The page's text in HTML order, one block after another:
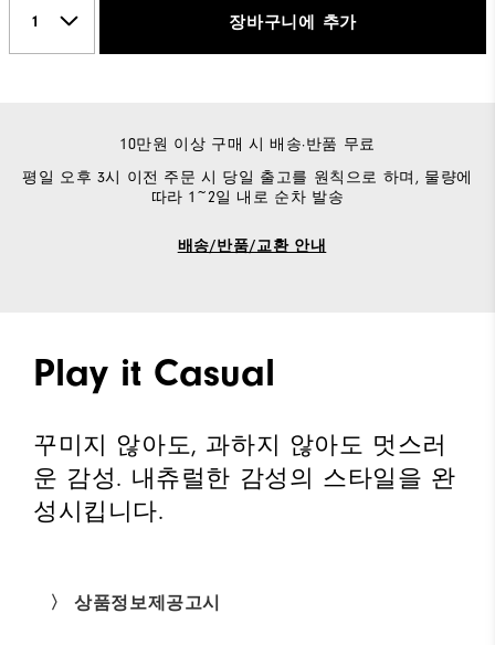
장바구니에 추가
10만원 이상 구매 시 배송·반품 무료
평일 오후 3시 이전 주문 시 당일 출고를 원칙으로 하며, 물량에
따라 1~2일 내로 순차 발송
배송/반품/교환 안내
Play it Casual
꾸미지 않아도, 과하지 않아도 멋스러
운 감성. 내츄럴한 감성의 스타일을 완
성시킵니다.
〉 상품정보제공고시